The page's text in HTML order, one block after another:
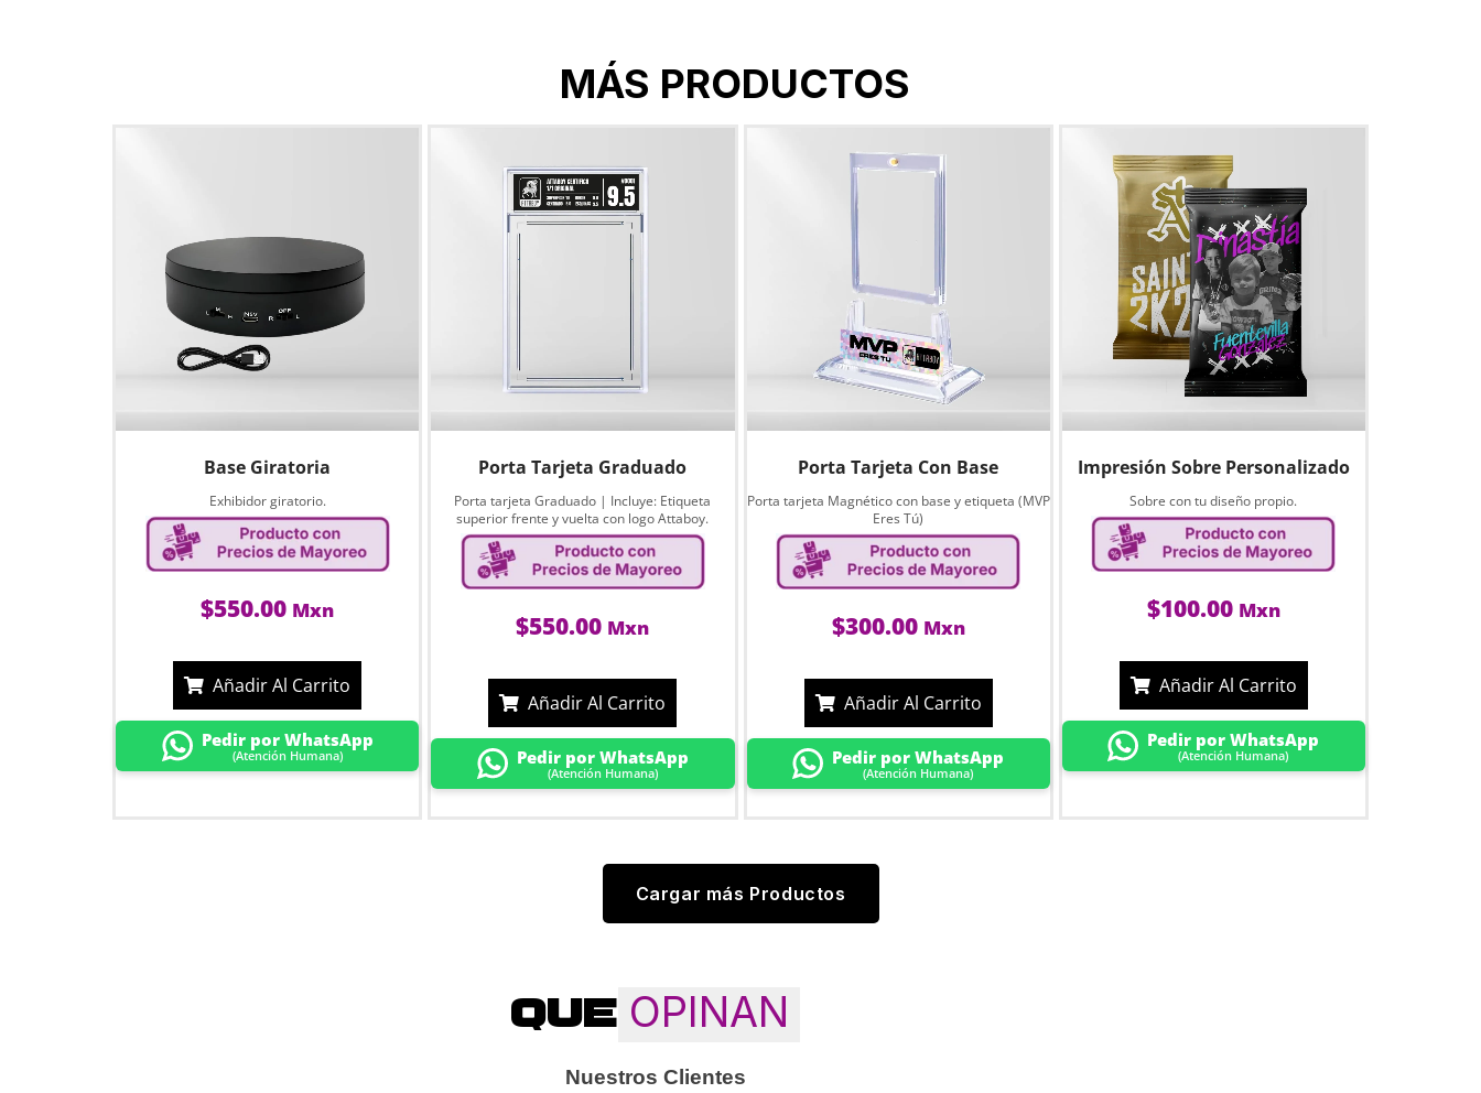
MÁS PRODUCTOS
Base Giratoria
Exhibidor giratorio.
$550.00 Mxn
Añadir Al Carrito
Pedir por WhatsApp
(Atención Humana)
Porta Tarjeta Graduado
Porta tarjeta Graduado | Incluye: Etiqueta
superior frente y vuelta con logo Attaboy.
$550.00 Mxn
Añadir Al Carrito
Pedir por WhatsApp
(Atención Humana)
Porta Tarjeta Con Base
Porta tarjeta Magnético con base y etiqueta (MVP
Eres Tú)
$300.00 Mxn
Añadir Al Carrito
Pedir por WhatsApp
(Atención Humana)
Impresión Sobre Personalizado
Sobre con tu diseño propio.
$100.00 Mxn
Añadir Al Carrito
Pedir por WhatsApp
(Atención Humana)
Cargar más Productos
QUE OPINAN
Nuestros Clientes